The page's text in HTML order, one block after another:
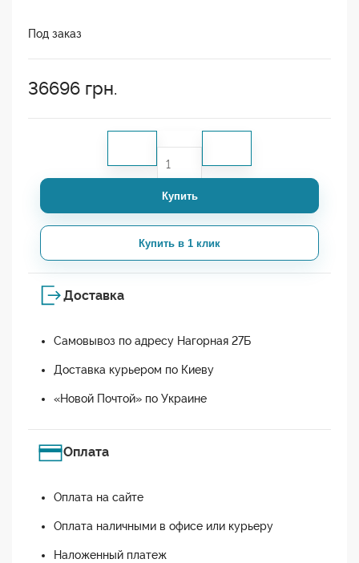
Под заказ
36696 грн.
Купить
Купить в 1 клик
Доставка
Самовывоз по адресу Нагорная 27Б
Доставка курьером по Киеву
«Новой Почтой» по Украине
Оплата
Оплата на сайте
Оплата наличными в офисе или курьеру
Наложенный платеж